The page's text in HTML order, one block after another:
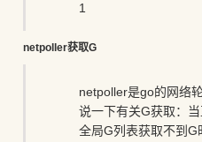
1
netpoller获取G
netpoller是go的网络
说一下有关G获取：当
全局G列表获取不到